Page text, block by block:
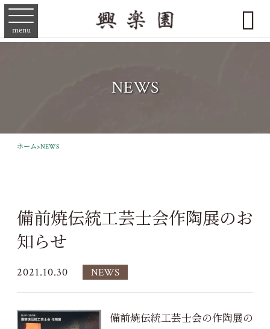
menu 
NEWS
ホーム>NEWS
備前焼伝統工芸士会作陶展のお
知らせ
2021.10.30 NEWS
備前焼伝統工芸士会の作陶展の